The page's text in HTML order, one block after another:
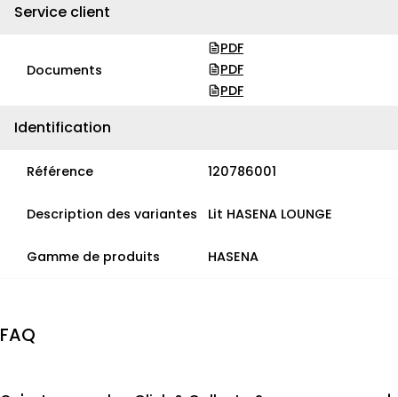
Service client
Documents
PDF
PDF
PDF
Identification
Référence 120786001
Description des variantes Lit HASENA LOUNGE
Gamme de produits HASENA
FAQ